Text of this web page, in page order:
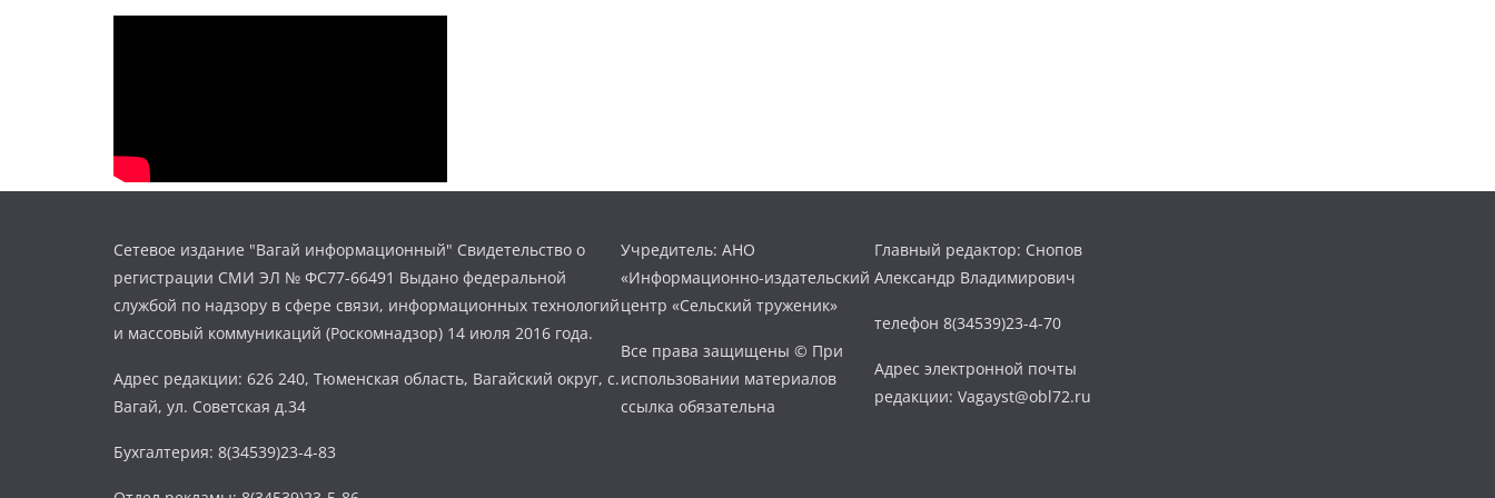
Сетевое издание "Вагай информационный" Свидетельство о
регистрации СМИ ЭЛ № ФС77-66491 Выдано федеральной
службой по надзору в сфере связи, информационных технологий
и массовый коммуникаций (Роскомнадзор) 14 июля 2016 года.
Адрес редакции: 626 240, Тюменская область, Вагайский округ, с.
Вагай, ул. Советская д.34
Бухгалтерия: 8(34539)23-4-83
Учредитель: АНО
«Информационно-издательский
центр «Сельский труженик»
Все права защищены © При
использовании материалов
ссылка обязательна
Главный редактор: Снопов
Александр Владимирович
телефон 8(34539)23-4-70
Адрес электронной почты
редакции: Vagayst@obl72.ru